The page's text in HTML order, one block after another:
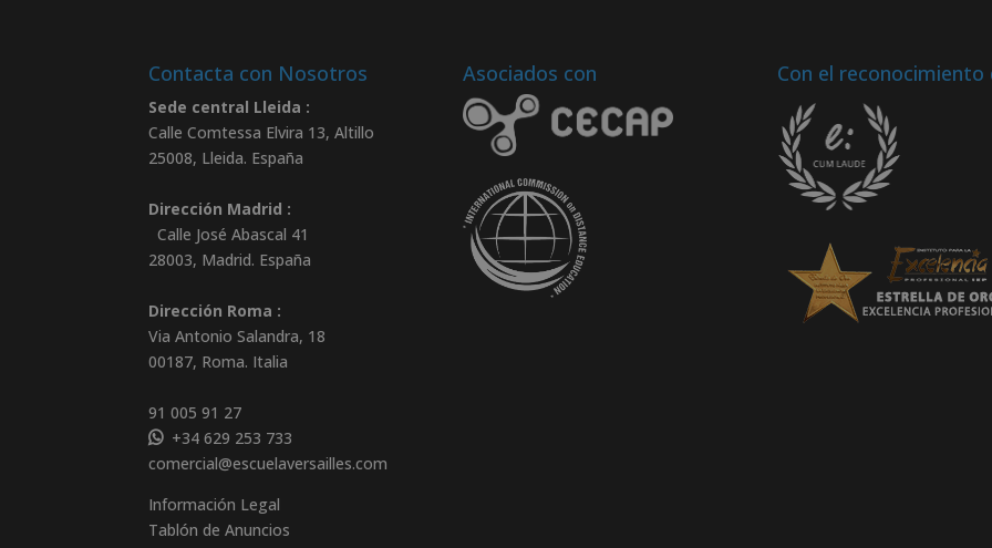
Contacta con Nosotros
Sede central Lleida :
Calle Comtessa Elvira 13, Altillo
25008, Lleida. España
Dirección Madrid :
Calle José Abascal 41
28003, Madrid. España
Dirección Roma :
Via Antonio Salandra, 18
00187, Roma. Italia
91 005 91 27
+34 629 253 733
comercial@escuelaversailles.com
Información Legal
Tablón de Anuncios
Asociados con Con el reconocimiento